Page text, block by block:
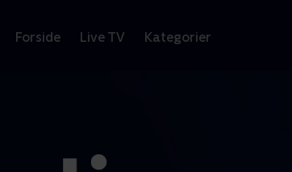
Forside Live TV Kategorier